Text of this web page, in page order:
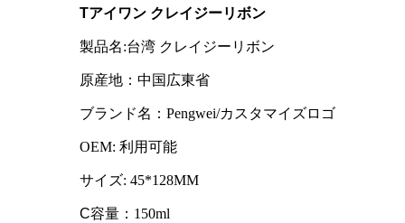
Tアイワン クレイジーリボン
製品名:台湾 クレイジー リボン
原産地：中国広東省
ブランド名：Pengwei/カスタマイズロゴ
OEM: 利用可能
サイズ: 45*128MM
C容量：150ml